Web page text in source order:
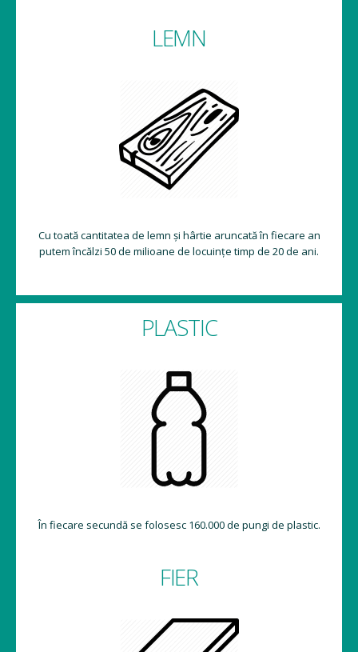
LEMN
Cu toată cantitatea de lemn și hârtie aruncată în fiecare an
putem încălzi 50 de milioane de locuințe timp de 20 de ani.
PLASTIC
În fiecare secundă se folosesc 160.000 de pungi de plastic.
FIER